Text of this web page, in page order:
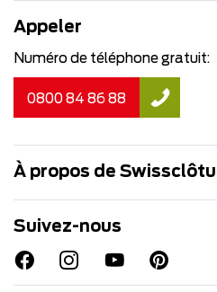
Appeler
Numéro de téléphone gratuit:
0800 84 86 88
À propos de
Suivez-nous